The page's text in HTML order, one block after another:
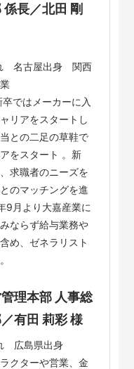
係長／北田 剛
名古屋出身 関西
ではメーカーに入
リアをスタートし
との二足の草鞋で
をスタート 。新
求職者のニーズを
のマッチングを進
9月より大嘉産業に
ならず給与業務や
め、ゼネラリスト
理本部 人事総
有田 莉彩 様
広島県出身
クターや営業、金